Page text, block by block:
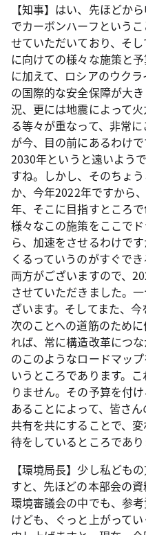
【知事】はい、先ほどか
でカーボンハーフという
せていただいており、そ
に向けての様々な施策と
に加えて、ロシアのウク
の国際的な安全保障が大
況、更には地震によって
る等々が重なって、非常
が今、目の前にあるわけで
2030年というと遠いよう
すね。しかし、そのちょ
か、今年2022年ですから
年、そこに目指すところで
様々なこの施策をここで
ら、加速をさせるわけで
くるっていうのがすぐで
両方がございますので、
させていただきました。
ざいます。そしてまた、
次のことへの道筋のため
れば、常に構造改革につ
のこのようなロードマッ
いうところであります。
りません。その予算を付
あることによって、皆さ
共有を共にすることで、
待をしているところであり
【環境局長】少し私ども
すと、先ほどの本部会の
環境審議会の中でも、参
けども、ぐっと上がって